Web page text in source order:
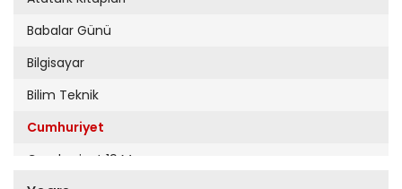
Babalar Günü
Bilgisayar
Bilim Teknik
Cumhuriyet
Cumhuriyet 19 Mayıs